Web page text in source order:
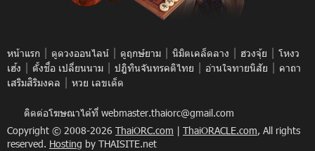
หน้าแรก | ดูดวงออนไลน์ | ดูฤกษ์ยาม | นิมิตเคล็ดลาง | ฮวงจุ้ย | โหงว
เฮ้ง | ตั้งชื่อ เปลี่ยนนาม | ปฎิทินจันทรคติไทย | อ่านใจทายนิสัย | คาถา
เสริมสิริมงคล | หวย เลขเด็ด
ติดต่อโฆษณาได้ที่ webmaster.thaiorc@gmail.com
Copyright © 2008-2026 ThaiORC.com | ThaiORACLE.com, All rights
reserved. Hosting by THAISITE.net